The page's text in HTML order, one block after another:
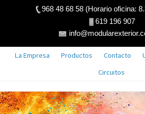
968 48 68 58 (Horario oficina:
619 196 907
La Empresa Productos Contacto
Circuitos